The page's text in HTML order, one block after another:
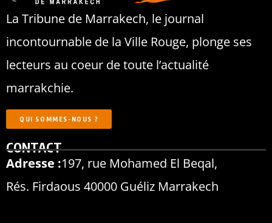
La Tribune de Marrakech, le journal
incontournable de la Ville Rouge, plonge ses
lecteurs au coeur de toute l’actualité
marrakchie.
QUI SOMMES-NOUS ?
CONTACT
Adresse :197, rue Mohamed El Beqal,
Rés. Firdaous 40000 Guéliz Marrakech